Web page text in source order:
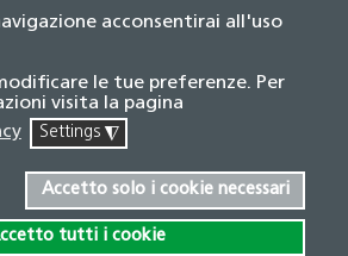
acconsentirai all'uso
le tue preferenze. Per
visita la pagina
Settings ◮
Accetto solo i cookie necessari
tutti i cookie
TicinoEnergia. Tutti i diritti